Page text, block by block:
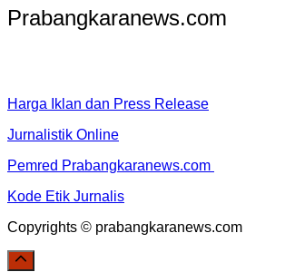
Prabangkaranews.com
Harga Iklan dan Press Release
Jurnalistik Online
Pemred Prabangkaranews.com
Kode Etik Jurnalis
Copyrights © prabangkaranews.com